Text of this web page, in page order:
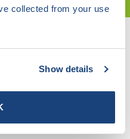
collected from your use
Show details